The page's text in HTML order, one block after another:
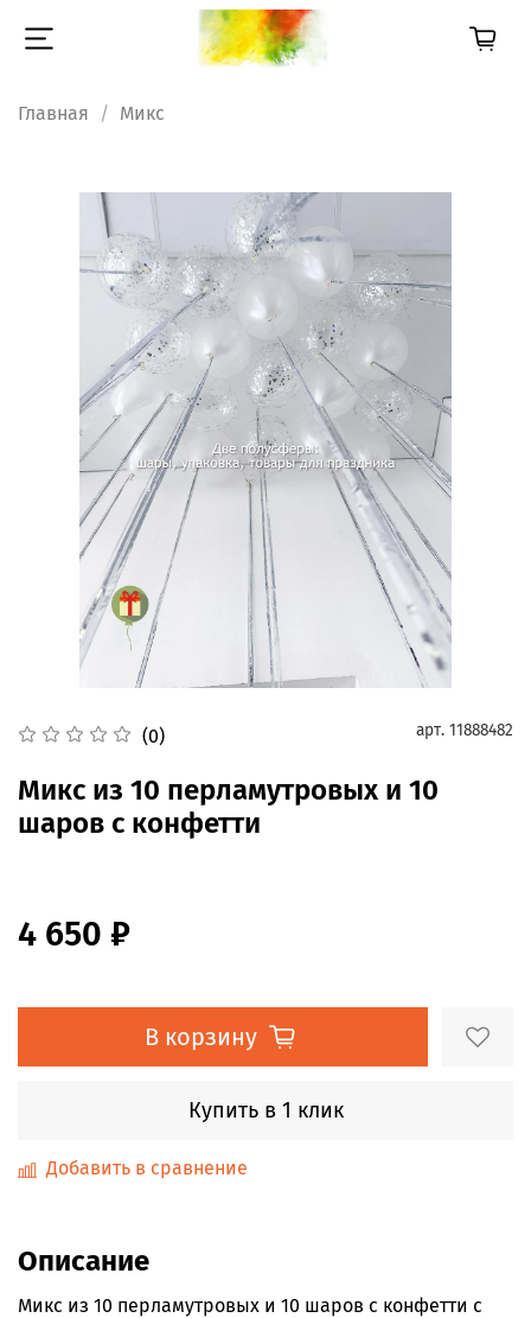
Главная Микс
(0) арт. 11888482
Микс из 10 перламутровых и 10
шаров с конфетти
4 650 ₽
В корзину
Купить в 1 клик
Добавить в сравнение
Описание
Микс из 10 перламутровых и 10 шаров с конфетти с